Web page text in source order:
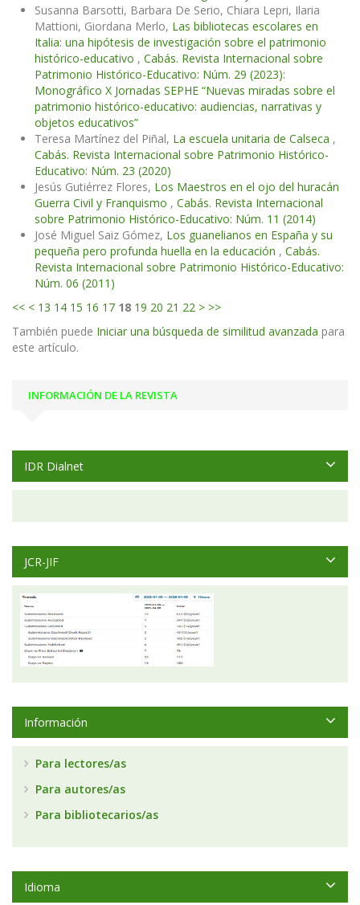
Susanna Barsotti, Barbara De Serio, Chiara Lepri, Ilaria
Mattioni, Giordana Merlo, Las bibliotecas escolares en
Italia: una hipótesis de investigación sobre el patrimonio
histórico-educativo , Cabás. Revista Internacional sobre
Patrimonio Histórico-Educativo: Núm. 29 (2023):
Monográfico X Jornadas SEPHE “Nuevas miradas sobre el
patrimonio histórico-educativo: audiencias, narrativas y
objetos educativos”
Teresa Martínez del Piñal, La escuela unitaria de Calseca ,
Cabás. Revista Internacional sobre Patrimonio Histórico-
Educativo: Núm. 23 (2020)
Jesús Gutiérrez Flores, Los Maestros en el ojo del huracán
Guerra Civil y Franquismo , Cabás. Revista Internacional
sobre Patrimonio Histórico-Educativo: Núm. 11 (2014)
José Miguel Saiz Gómez, Los guanelianos en España y su
pequeña pero profunda huella en la educación , Cabás.
Revista Internacional sobre Patrimonio Histórico-Educativo:
Núm. 06 (2011)
<< < 13 14 15 16 17 18 19 20 21 22 > >>
También puede Iniciar una búsqueda de similitud avanzada para
este artículo.
INFORMACIÓN DE LA REVISTA
IDR Dialnet
JCR-JIF
Información
Para lectores/as
Para autores/as
Para bibliotecarios/as
Idioma